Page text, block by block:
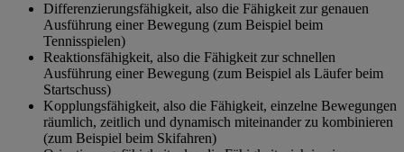
Differenzierungsfähigkeit, also die Fähigkeit zur genauen
Ausführung einer Bewegung (zum Beispiel beim
Tennisspielen)
Reaktionsfähigkeit, also die Fähigkeit zur schnellen
Ausführung einer Bewegung (zum Beispiel als Läufer beim
Startschuss)
Kopplungsfähigkeit, also die Fähigkeit, einzelne Bewegungen
räumlich, zeitlich und dynamisch miteinander zu kombinieren
(zum Beispiel beim Skifahren)